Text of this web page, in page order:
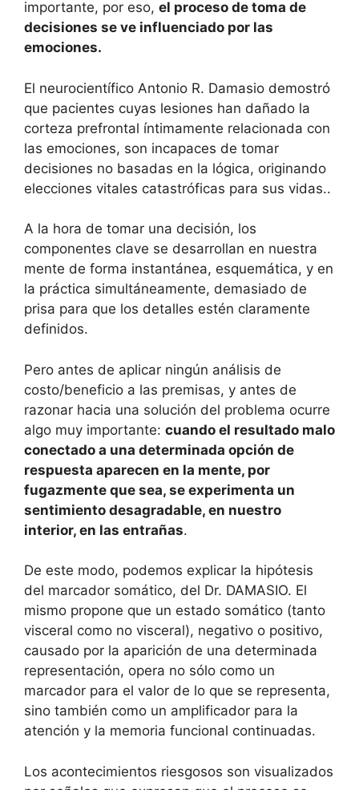
importante, por eso, el proceso de toma de
decisiones se ve influenciado por las
emociones.
El neurocientífico Antonio R. Damasio demostró
que pacientes cuyas lesiones han dañado la
corteza prefrontal íntimamente relacionada con
las emociones, son incapaces de tomar
decisiones no basadas en la lógica, originando
elecciones vitales catastróficas para sus vidas..
A la hora de tomar una decisión, los
componentes clave se desarrollan en nuestra
mente de forma instantánea, esquemática, y en
la práctica simultáneamente, demasiado de
prisa para que los detalles estén claramente
definidos.
Pero antes de aplicar ningún análisis de
costo/beneficio a las premisas, y antes de
razonar hacia una solución del problema ocurre
algo muy importante: cuando el resultado malo
conectado a una determinada opción de
respuesta aparecen en la mente, por
fugazmente que sea, se experimenta un
sentimiento desagradable, en nuestro
interior, en las entrañas.
De este modo, podemos explicar la hipótesis
del marcador somático, del Dr. DAMASIO. El
mismo propone que un estado somático (tanto
visceral como no visceral), negativo o positivo,
causado por la aparición de una determinada
representación, opera no sólo como un
marcador para el valor de lo que se representa,
sino también como un amplificador para la
atención y la memoria funcional continuadas.
Los acontecimientos riesgosos son visualizados